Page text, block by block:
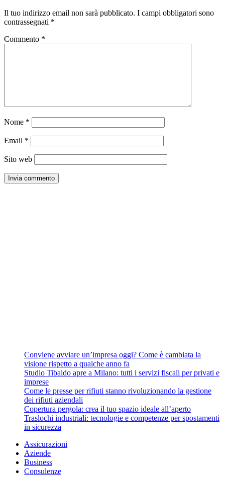
Il tuo indirizzo email non sarà pubblicato. I campi obbligatori sono
contrassegnati *
Commento *
Nome *
Email *
Sito web
Conviene avviare un’impresa oggi? Come è cambiata la
visione rispetto a qualche anno fa
Studio Tibaldo apre a Milano: tutti i servizi fiscali per privati e
imprese
Come le presse per rifiuti stanno rivoluzionando la gestione
dei rifiuti aziendali
Copertura pergola: crea il tuo spazio ideale all’aperto
Traslochi industriali: tecnologie e competenze per spostamenti
in sicurezza
Assicurazioni
Aziende
Business
Consulenze